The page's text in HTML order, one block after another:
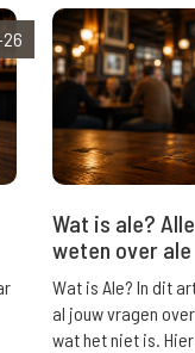
Wat is ale?
weten over ale
Wat is Ale? In dit
al jouw vragen
wat het niet is.